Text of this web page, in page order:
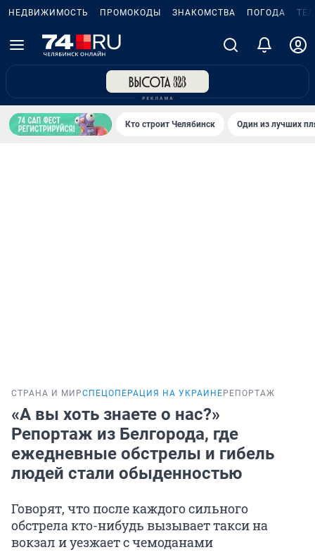
НЕДВИЖИМОСТЬ ПРОМОКОДЫ ЗНАКОМСТВА ПОГОДА
Кто строит Челябинск Один из лучших
СТРАНА И МИРСПЕЦОПЕРАЦИЯ НА УКРАИНЕ РЕПОРТАЖ
«А вы хоть знаете о нас?»
Репортаж из Белгорода, где
ежедневные обстрелы и гибель
людей стали обыденностью
Говорят, что после каждого сильного
обстрела кто-нибудь вызывает такси на
вокзал и уезжает с чемоданами